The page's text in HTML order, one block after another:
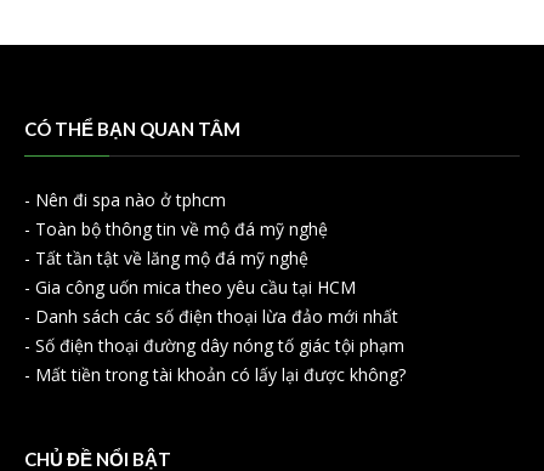
CÓ THỂ BẠN QUAN TÂM
- Nên đi spa nào ở tphcm
- Toàn bộ thông tin về mộ đá mỹ nghệ
- Tất tần tật về lăng mộ đá mỹ nghệ
- Gia công uốn mica theo yêu cầu tại HCM
- Danh sách các số điện thoại lừa đảo mới nhất
- Số điện thoại đường dây nóng tố giác tội phạm
- Mất tiền trong tài khoản có lấy lại được không?
CHỦ ĐỀ NỔI BẬT